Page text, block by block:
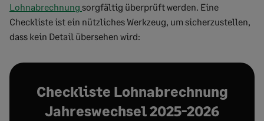
Lohnabrechnung sorgfältig überprüft werden. Eine
Checkliste ist ein nützliches Werkzeug, um sicherzustellen,
dass kein Detail übersehen wird:
Checkliste Lohnabrechnung
Jahreswechsel 2025-2026